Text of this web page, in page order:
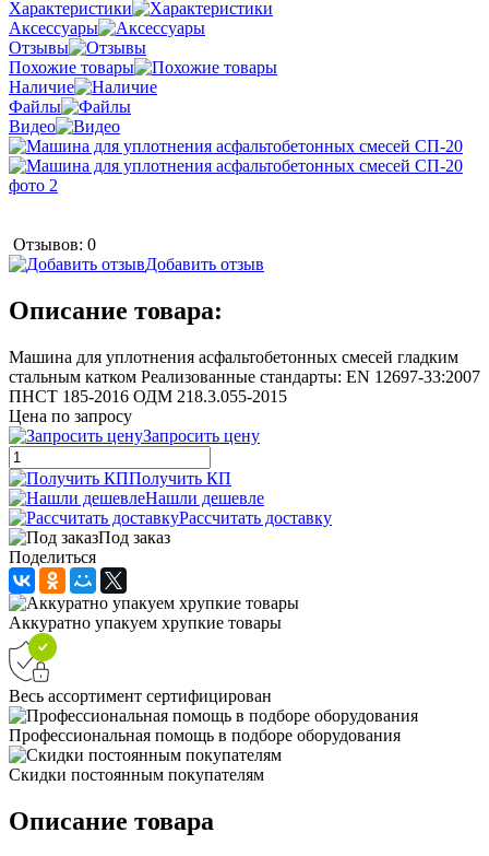
Характеристики
Аксессуары
Отзывы
Похожие товары
Наличие
Файлы
Видео
Отзывов: 0
Добавить отзыв
Описание товара:
Машина для уплотнения асфальтобетонных смесей гладким
стальным катком Реализованные стандарты: EN 12697-33:2007
ПНСТ 185-2016 ОДМ 218.3.055-2015
Цена по запросу
Запросить цену
Получить КП
Нашли дешевле
Рассчитать доставку
Под заказ
Поделиться
Аккуратно упакуем хрупкие товары
Весь ассортимент сертифицирован
Профессиональная помощь в подборе оборудования
Скидки постоянным покупателям
Описание товара